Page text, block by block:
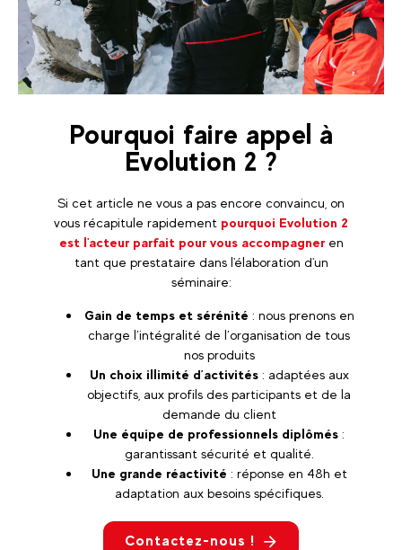
Pourquoi faire appel à
Evolution 2 ?
Si cet article ne vous a pas encore convaincu, on
vous récapitule rapidement pourquoi Evolution 2
est l'acteur parfait pour vous accompagneren
tant que prestataire dans l'élaboration d'un
séminaire:
Gain de temps et sérénité : nous prenons en
charge l’intégralité de l’organisation de tous
nos produits
Un choix illimité d’activités: adaptées aux
objectifs, aux profils des participants et de la
demande du client
Une équipe de professionnels diplômés :
garantissant sécurité et qualité.
Une grande réactivité : réponse en 48h et
adaptation aux besoins spécifiques.
Contactez-nous !